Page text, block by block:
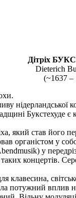
Дітріх
Dieterich
(~1637 –
Букстехуде є
який став його
органістом у
у
концертів.
клавесина,
потужний